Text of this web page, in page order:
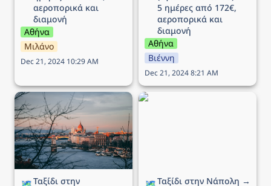
αεροπορικά και
διαμονή
Αθήνα
Μιλάνο
Dec 21, 2024 10:29 AM
5 ημέρες από 172€,
αεροπορικά και
διαμονή
Αθήνα
Βιέννη
Dec 21, 2024 8:21 AM
Ταξίδι στην Βουδαπέστη
→ 4 ημέρες (ΠΣΚ) από
102€, αεροπορικά και
διαμονή
Ταξίδι στην
Ταξίδι στην Νάπολη → 5
Ταξίδι στην Νάπολη →